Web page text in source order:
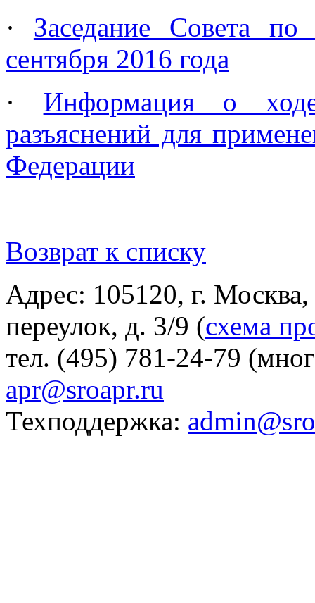
· Заседание Совета по
сентября 2016 года
· Информация о
разъяснений для
Федерации
Возврат к списку
Адрес: 105120, г.
переулок, д. 3/9 (схема
тел. (495) 781-24-79
apr@sroapr.ru
Техподдержка: